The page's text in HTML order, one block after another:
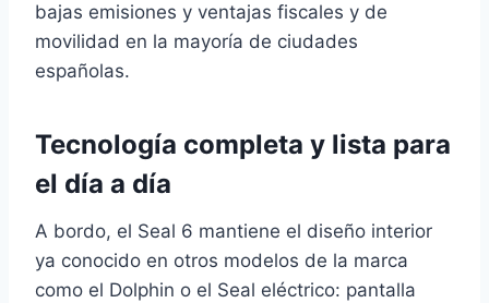
bajas emisiones y ventajas fiscales y de
movilidad en la mayoría de ciudades
españolas.
Tecnología completa y lista para
el día a día
A bordo, el Seal 6 mantiene el diseño interior
ya conocido en otros modelos de la marca
como el Dolphin o el Seal eléctrico: pantalla